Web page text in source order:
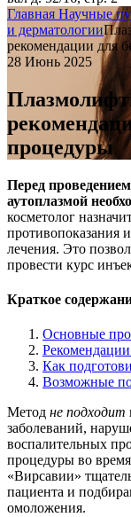
Главная Научные
и дерматологии
рекомендации для
28 Июнь 2025
процедуры
Перед
аутоплазмой
косметолог
противопоказания
лечения. Это
провести курс
Краткое
Основные
Как
Возможные
Метод не подходит
заболеваний,
воспалительных
процедуры во
«Вирсавии»
пациента и
омоложения.